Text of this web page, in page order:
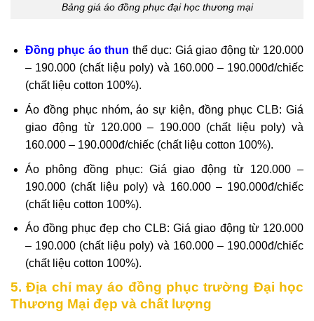
Bảng giá áo đồng phục đại học thương mại
Đồng phục áo thun thể dục: Giá giao động từ 120.000
– 190.000 (chất liệu poly) và 160.000 – 190.000đ/chiếc
(chất liệu cotton 100%).
Áo đồng phục nhóm, áo sự kiện, đồng phục CLB: Giá
giao động từ 120.000 – 190.000 (chất liệu poly) và
160.000 – 190.000đ/chiếc (chất liệu cotton 100%).
Áo phông đồng phục: Giá giao động từ 120.000 –
190.000 (chất liệu poly) và 160.000 – 190.000đ/chiếc
(chất liệu cotton 100%).
Áo đồng phục đẹp cho CLB: Giá giao động từ 120.000
– 190.000 (chất liệu poly) và 160.000 – 190.000đ/chiếc
(chất liệu cotton 100%).
5. Địa chỉ may áo đồng phục trường Đại học
Thương Mại đẹp và chất lượng